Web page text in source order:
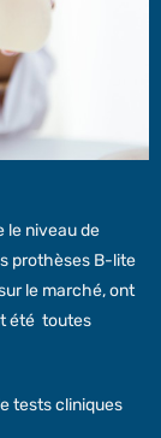
le niveau de
prothèses B-lite
le marché, ont
été toutes
tests cliniques